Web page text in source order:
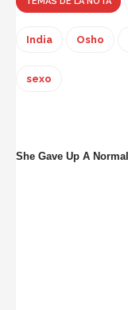
India Osho
sexo